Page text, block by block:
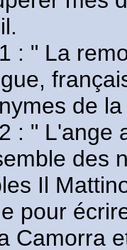
: " La
de
: " L'ange
des
Il
pour
Camorra